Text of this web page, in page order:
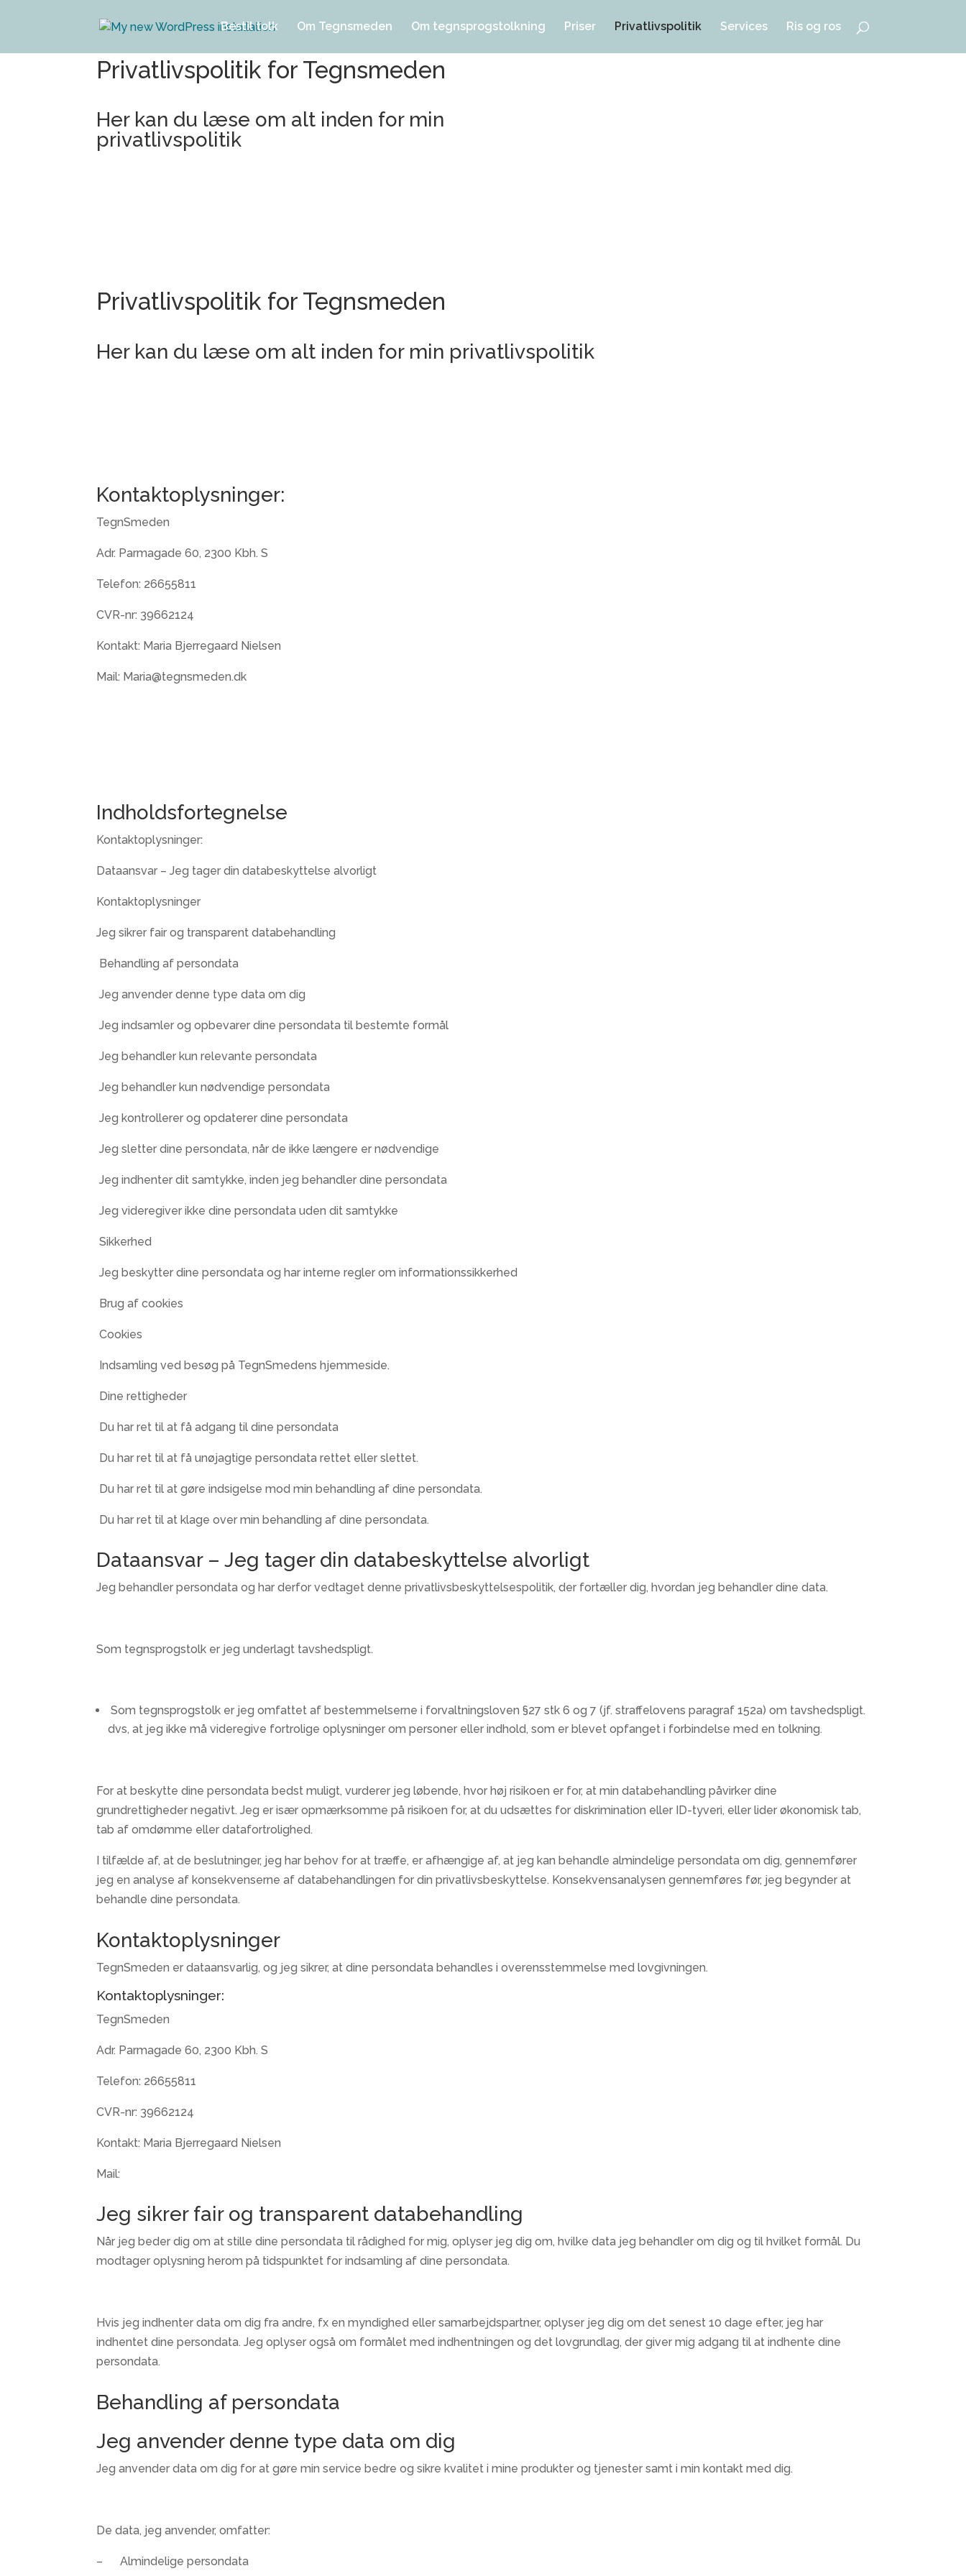
Bestil tolk Om Tegnsmeden Om tegnsprogstolkning Priser Privatlivspolitik Services Ris og ros
Privatlivspolitik for Tegnsmeden
Her kan du læse om alt inden for min
privatlivspolitik
Privatlivspolitik for Tegnsmeden
Her kan du læse om alt inden for min privatlivspolitik
Kontaktoplysninger:
TegnSmeden
Adr. Parmagade 60, 2300 Kbh. S
Telefon: 26655811
CVR-nr: 39662124
Kontakt: Maria Bjerregaard Nielsen
Mail: Maria@tegnsmeden.dk
Indholdsfortegnelse
Kontaktoplysninger:
Dataansvar – Jeg tager din databeskyttelse alvorligt
Kontaktoplysninger
Jeg sikrer fair og transparent databehandling
Behandling af persondata
Jeg anvender denne type data om dig
Jeg indsamler og opbevarer dine persondata til bestemte formål
Jeg behandler kun relevante persondata
Jeg behandler kun nødvendige persondata
Jeg kontrollerer og opdaterer dine persondata
Jeg sletter dine persondata, når de ikke længere er nødvendige
Jeg indhenter dit samtykke, inden jeg behandler dine persondata
Jeg videregiver ikke dine persondata uden dit samtykke
Sikkerhed
Jeg beskytter dine persondata og har interne regler om informationssikkerhed
Brug af cookies
Cookies
Indsamling ved besøg på TegnSmedens hjemmeside.
Dine rettigheder
Du har ret til at få adgang til dine persondata
Du har ret til at få unøjagtige persondata rettet eller slettet.
Du har ret til at gøre indsigelse mod min behandling af dine persondata.
Du har ret til at klage over min behandling af dine persondata.
Dataansvar – Jeg tager din databeskyttelse alvorligt
Jeg behandler persondata og har derfor vedtaget denne privatlivsbeskyttelsespolitik, der fortæller dig, hvordan jeg behandler dine data.
Som tegnsprogstolk er jeg underlagt tavshedspligt.
Som tegnsprogstolk er jeg omfattet af bestemmelserne i forvaltningsloven §27 stk 6 og 7 (jf. straffelovens paragraf 152a) om tavshedspligt.
dvs, at jeg ikke må videregive fortrolige oplysninger om personer eller indhold, som er blevet opfanget i forbindelse med en tolkning.
For at beskytte dine persondata bedst muligt, vurderer jeg løbende, hvor høj risikoen er for, at min databehandling påvirker dine
grundrettigheder negativt. Jeg er især opmærksomme på risikoen for, at du udsættes for diskrimination eller ID-tyveri, eller lider økonomisk tab,
tab af omdømme eller datafortrolighed.
I tilfælde af, at de beslutninger, jeg har behov for at træffe, er afhængige af, at jeg kan behandle almindelige persondata om dig, gennemfører
jeg en analyse af konsekvenserne af databehandlingen for din privatlivsbeskyttelse. Konsekvensanalysen gennemføres før, jeg begynder at
behandle dine persondata.
Kontaktoplysninger
TegnSmeden er dataansvarlig, og jeg sikrer, at dine persondata behandles i overensstemmelse med lovgivningen.
Kontaktoplysninger:
TegnSmeden
Adr. Parmagade 60, 2300 Kbh. S
Telefon: 26655811
CVR-nr: 39662124
Kontakt: Maria Bjerregaard Nielsen
Mail:
Jeg sikrer fair og transparent databehandling
Når jeg beder dig om at stille dine persondata til rådighed for mig, oplyser jeg dig om, hvilke data jeg behandler om dig og til hvilket formål. Du
modtager oplysning herom på tidspunktet for indsamling af dine persondata.
Hvis jeg indhenter data om dig fra andre, fx en myndighed eller samarbejdspartner, oplyser jeg dig om det senest 10 dage efter, jeg har
indhentet dine persondata. Jeg oplyser også om formålet med indhentningen og det lovgrundlag, der giver mig adgang til at indhente dine
persondata.
Behandling af persondata
Jeg anvender denne type data om dig
Jeg anvender data om dig for at gøre min service bedre og sikre kvalitet i mine produkter og tjenester samt i min kontakt med dig.
De data, jeg anvender, omfatter:
– Almindelige persondata